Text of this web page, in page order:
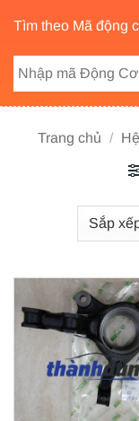
Tìm theo Mã động
Trang chủ /